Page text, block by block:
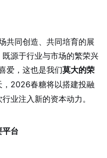
共同创造、共同培育的展
源于行业与市场的繁荣兴
爱，这也是我们莫大的荣
，2026春糖将以搭建投融
业注入新的资本动力。
平台